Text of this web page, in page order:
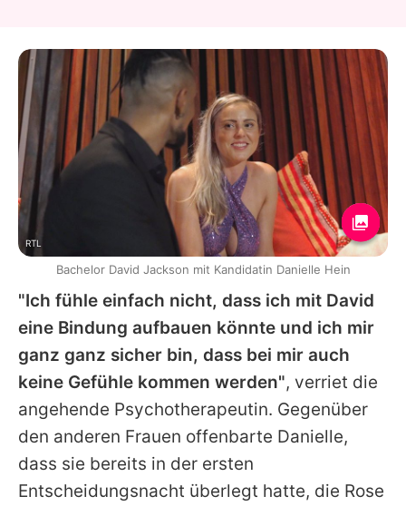
"Ich fühle einfach nicht, dass ich mit David
eine Bindung aufbauen könnte und ich mir
ganz ganz sicher bin, dass bei mir auch
keine Gefühle kommen werden", verriet die
angehende Psychotherapeutin. Gegenüber
den anderen Frauen offenbarte Danielle,
dass sie bereits in der ersten
Entscheidungsnacht überlegt hatte, die Rose
RTL
Bachelor David Jackson mit Kandidatin Danielle Hein